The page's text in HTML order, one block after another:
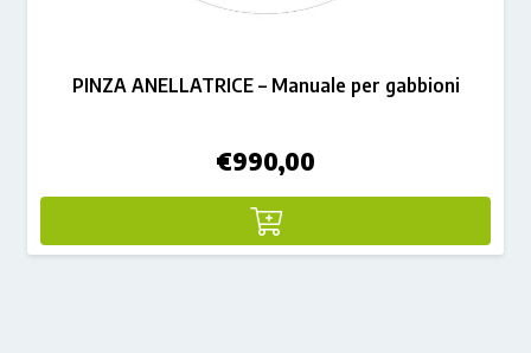
PINZA ANELLATRICE – Manuale per gabbioni
€990,00